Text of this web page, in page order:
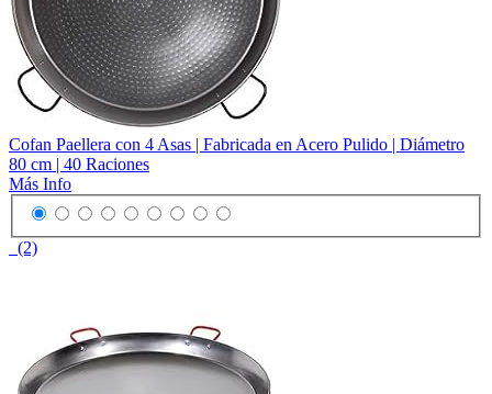
Cofan Paellera con 4 Asas | Fabricada en Acero Pulido | Diámetro
80 cm | 40 Raciones
Más Info
(2)